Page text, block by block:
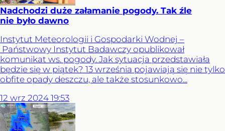
Nadchodzi duże załamanie pogody. Tak źle
nie było dawno
Instytut Meteorologii i Gospodarki Wodnej –
Państwowy Instytut Badawczy opublikował
komunikat ws. pogody. Jak sytuacja przedstawiała
będzie się w piątek? 13 września pojawiają się nie tylko
obfite opady deszczu, ale także stosunkowo...
12 wrz 2024 19:53